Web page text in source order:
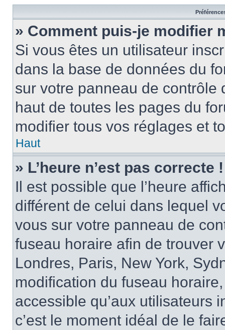
» Comment puis-je modifier
Si vous êtes un utilisateur
dans la base de données du
sur votre panneau de contrôle
haut de toutes les pages du
modifier tous vos réglages et
Haut
» L’heure n’est pas correcte !
Il est possible que l’heure
différent de celui dans lequel
vous sur votre panneau de
fuseau horaire afin de trouver
Londres, Paris, New York,
modification du fuseau
accessible qu’aux utilisateurs
c’est le moment idéal de le